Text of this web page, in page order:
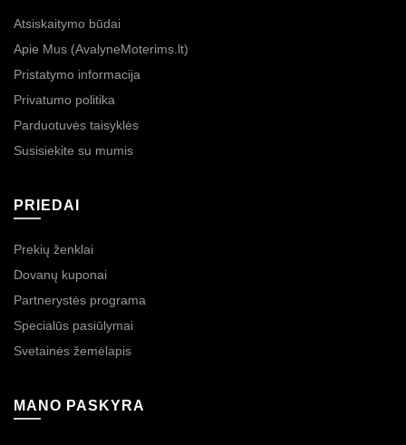
Atsiskaitymo būdai
Apie Mus (AvalyneMoterims.lt)
Pristatymo informacija
Privatumo politika
Parduotuvės taisyklės
Susisiekite su mumis
PRIEDAI
Prekių ženklai
Dovanų kuponai
Partnerystės programa
Specialūs pasiūlymai
Svetainės žemėlapis
MANO PASKYRA